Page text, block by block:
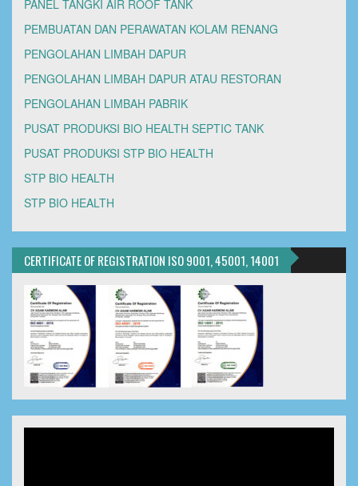
PANEL TANGKI AIR ROOF TANK
PEMBUATAN DAN PERAWATAN KOLAM RENANG
PENGOLAHAN LIMBAH DAPUR
PENGOLAHAN LIMBAH DAPUR ATAU RESTORAN
PENGOLAHAN LIMBAH PABRIK
PUSAT PRODUKSI BIO HEALTH SEPTIC TANK
PUSAT PRODUKSI STP BIO HEALTH
STP BIO HEALTH
STP BIO HEALTH
CERTIFICATE OF REGISTRATION ISO 9001, 45001, 14001